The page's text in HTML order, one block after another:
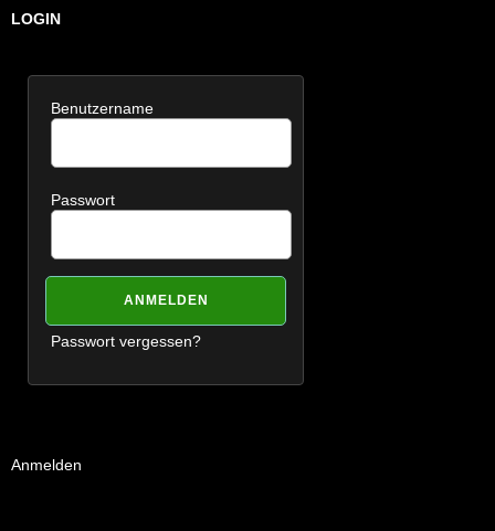
LOGIN
Benutzername
Passwort
Passwort vergessen?
Anmelden